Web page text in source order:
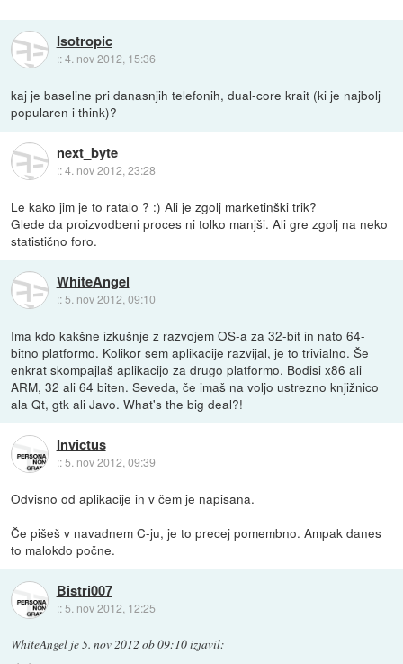
Isotropic
::4. nov 2012, 15:36
kaj je baseline pri danasnjih telefonih, dual-core krait (ki je najbolj
popularen i think)?
next_byte
::4. nov 2012, 23:28
Le kako jim je to ratalo ? :) Ali je zgolj marketinški trik?
Glede da proizvodbeni proces ni tolko manjši. Ali gre zgolj na neko
statistično foro.
WhiteAngel
:: 5. nov 2012, 09:10
Ima kdo kakšne izkušnje z razvojem OS-a za 32-bit in nato 64-
bitno platformo. Kolikor sem aplikacije razvijal, je to trivialno. Še
enkrat skompajlaš aplikacijo za drugo platformo. Bodisi x86 ali
ARM, 32 ali 64 biten. Seveda, če imaš na voljo ustrezno knjižnico
ala Qt, gtk ali Javo. What's the big deal?!
Invictus
::5. nov 2012, 09:39
Odvisno od aplikacije in v čem je napisana.
Če pišeš v navadnem C-ju, je to precej pomembno. Ampak danes
to malokdo počne.
Bistri007
:: 5. nov 2012, 12:25
WhiteAngel je5. nov 2012 ob 09:10izjavil: